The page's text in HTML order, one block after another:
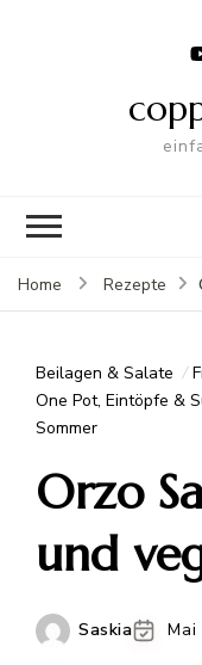
Home Rezepte
Beilagen & Salate
One Pot, Eintöpfe &
Sommer
Orzo
und
Saskia Mai